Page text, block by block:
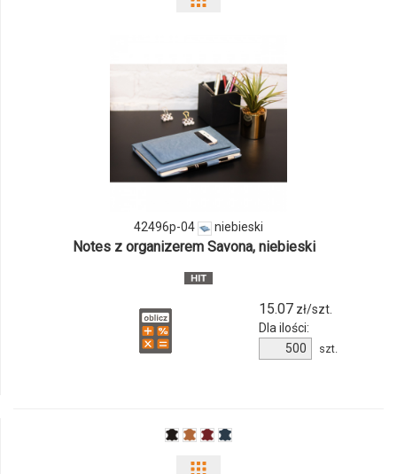
i
ilości
produktu
42496p-
42496p-04 niebieski
Notes z organizerem Savona, niebieski
15.07zł/szt.
Dla ilości:
produktu
szt.